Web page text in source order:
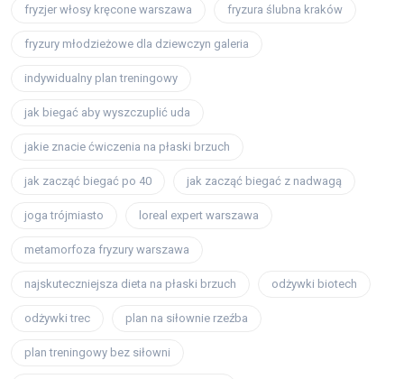
fryzjer włosy kręcone warszawa fryzura ślubna kraków
fryzury młodzieżowe dla dziewczyn galeria
indywidualny plan treningowy
jak biegać aby wyszczuplić uda
jakie znacie ćwiczenia na płaski brzuch
jak zacząć biegać po 40 jak zacząć biegać z nadwagą
joga trójmiasto loreal expert warszawa
metamorfoza fryzury warszawa
najskuteczniejsza dieta na płaski brzuch odżywki biotech
odżywki trec plan na siłownie rzeźba
plan treningowy bez siłowni